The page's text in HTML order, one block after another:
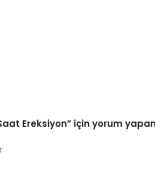
Ereksiyon” için yorum